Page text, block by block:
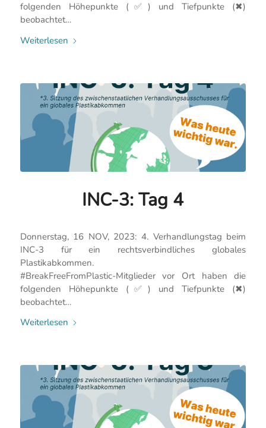
folgenden Höhepunkte (✅) und Tiefpunkte (✖)
beobachtet…
Weiterlesen
INC-3: Tag 4
Donnerstag, 16 NOV, 2023: 4. Verhandlungstag beim
INC-3 für ein rechtsverbindliches globales
Plastikabkommen.
#BreakFreeFromPlastic-Mitglieder vor Ort haben die
folgenden Höhepunkte (✅) und Tiefpunkte (✖)
beobachtet…
Weiterlesen